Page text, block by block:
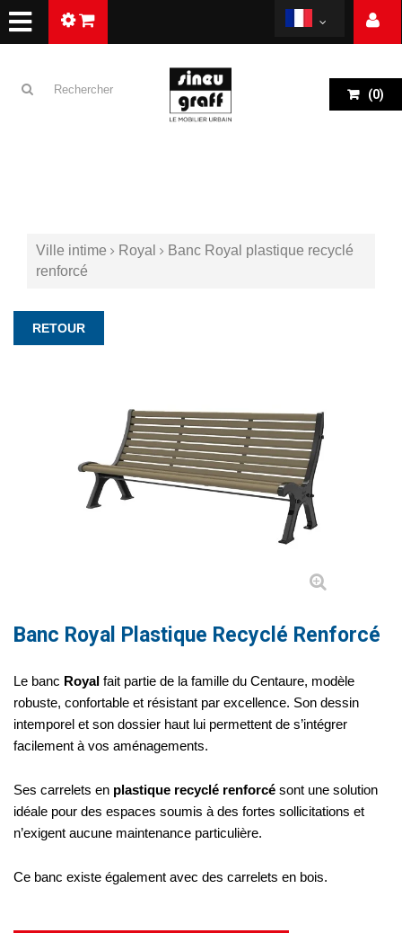
(0)
Ville intime Royal
Banc Royal plastique recyclé
renforcé
RETOUR
Banc Royal Plastique Recyclé Renforcé
Le banc Royal fait partie de la famille du Centaure, modèle
robuste, confortable et résistant par excellence. Son dessin
intemporel et son dossier haut lui permettent de s’intégrer
facilement à vos aménagements.
Ses carrelets en plastique recyclé renforcé sont une solution
idéale pour des espaces soumis à des fortes sollicitations et
n’exigent aucune maintenance particulière.
Ce banc existe également avec des carrelets en bois.